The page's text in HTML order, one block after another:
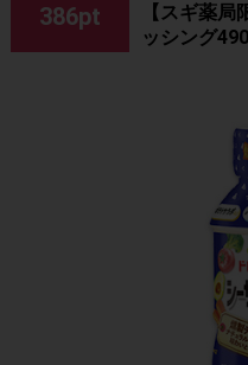
386pt
【スギ薬
ッシング